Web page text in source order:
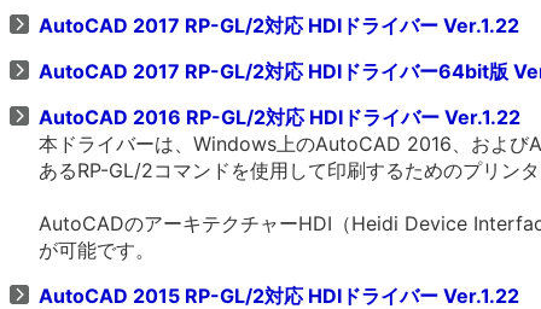
AutoCAD 2017 RP-GL/2対応 HDIドライバー Ver.1.22
AutoCAD 2017 RP-GL/2対応 HDIドライバー64bit版
AutoCAD 2016 RP-GL/2対応 HDIドライバー Ver.1.22
本ドライバーは、Windows上のAutoCAD 2016、およ
あるRP-GL/2コマンドを使用して印刷するためのプリン
AutoCADのアーキテクチャーHDI（Heidi Device
が可能です。
AutoCAD 2015 RP-GL/2対応 HDIドライバー Ver.1.22